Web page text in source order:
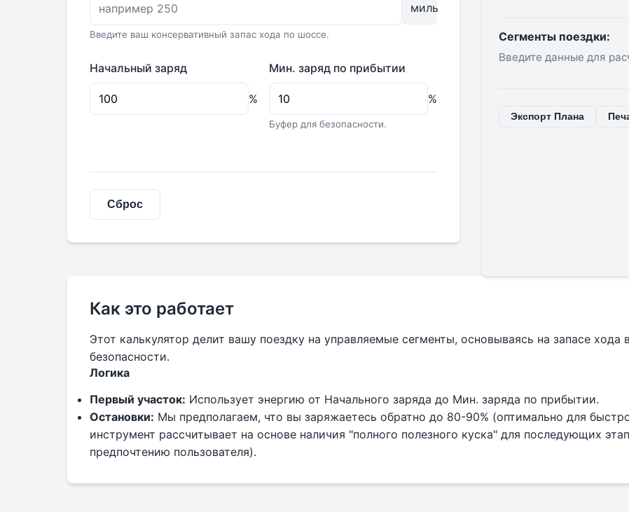
миль
Введите ваш консервативный запас хода по шоссе.
Начальный заряд
%
Мин. заряд по прибытии
%
Буфер для безопасности.
Сброс
Сегменты поездки:
Введите данные для
Экспорт Плана
Как это работает
Этот калькулятор делит вашу поездку на управляемые сегменты, основываясь на запасе
безопасности.
Логика
Первый участок: Использует энергию от Начального заряда до Мин. заряда по прибытии.
Остановки: Мы предполагаем, что вы заряжаетесь обратно до 80-90% (оптимально для
инструмент рассчитывает на основе наличия "полного полезного куска" для последующих
предпочтению пользователя).